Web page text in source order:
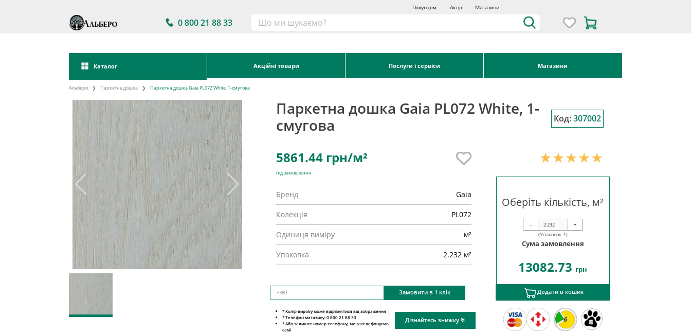
Покупцям Акції Магазини
0 800 21 88 33
Каталог Акційні товари Послуги і сервіси Магазини
Альберо Паркетна дошка Паркетна дошка Gaia PL072 White, 1-смугова
Паркетна дошка Gaia PL072 White, 1-
смугова
Код: 307002
5861.44 грн/м²
під замовлення
Бренд Gaia
Колекція PL072
Одиниця виміру м²
Упаковка 2.232 м²
Замовити в 1 клік
Оберіть кількість, м²
-
+
(Упаковок: 1)
Сума замовлення
13082.73 грн
Додати в кошик
6
* Колір виробу може відрізнятися від зображення
* Телефон магазину: 0 800 21 88 33
* Або залиште номер телефону, ми зателефонуємо
самі
Дізнайтесь знижку %